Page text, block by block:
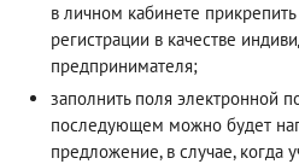
в личном кабинете
регистрации в качестве
предпринимателя;
заполнить поля электронной
последующем можно будет
предложение, в случае, когда